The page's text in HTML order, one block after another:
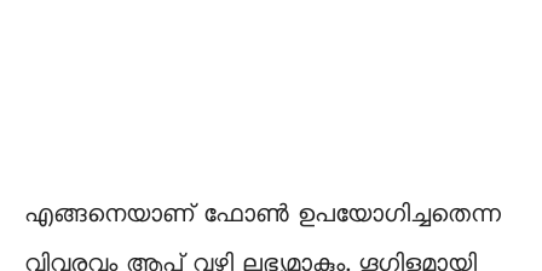
എങ്ങനെയാണ് ഫോൺ ഉപയോഗിച്ചതെന്ന
വിവരവും ആപ്പ് വഴി ലഭ്യമാകും. ഗൂഗിളുമായി